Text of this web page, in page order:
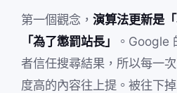
第一個觀念， 演算法更新是
「為了懲罰站長」
。Google
者信任搜尋結果，所以每一
度高的內容往上提。被往下